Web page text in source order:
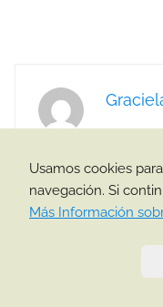
Usamos cookies
navegación. Si
Más Información